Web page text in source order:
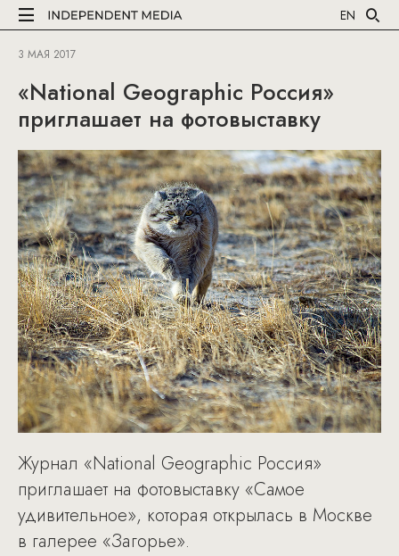
EN
3 МАЯ 2017
«National Geographic Россия»
приглашает на фотовыставку
Журнал «National Geographic Россия»
приглашает на фотовыставку «Самое
удивительное», которая открылась в Москве
в галерее «Загорье».